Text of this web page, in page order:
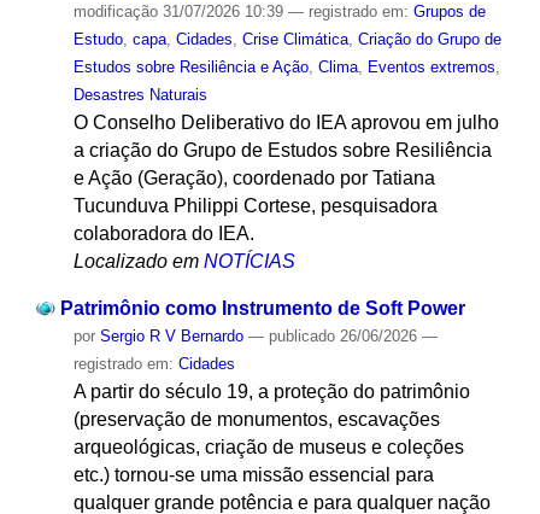
modificação31/07/2026 10:39 — registrado em: Grupos de
Estudo, capa, Cidades Crise Climática, Criação do Grupo de
Estudos sobre Resiliência e Ação, Clima, Eventos extremos
Desastres Naturais
O Conselho Deliberativo do IEA aprovou em julho
a criação do Grupo de Estudos sobre Resiliência
e Ação (Geração), coordenado por Tatiana
Tucunduva Philippi Cortese, pesquisadora
colaboradora do IEA.
Localizado em NOTÍCIAS
Patrimônio como Instrumento de Soft Power
por Sergio R V Bernardo — publicado26/06/2026 —
registrado em: Cidades
A partir do século 19, a proteção do patrimônio
(preservação de monumentos, escavações
arqueológicas, criação de museus e coleções
etc.) tornou-se uma missão essencial para
qualquer grande potência e para qualquer nação